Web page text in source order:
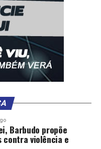
Barbudo propõe
contra violência e